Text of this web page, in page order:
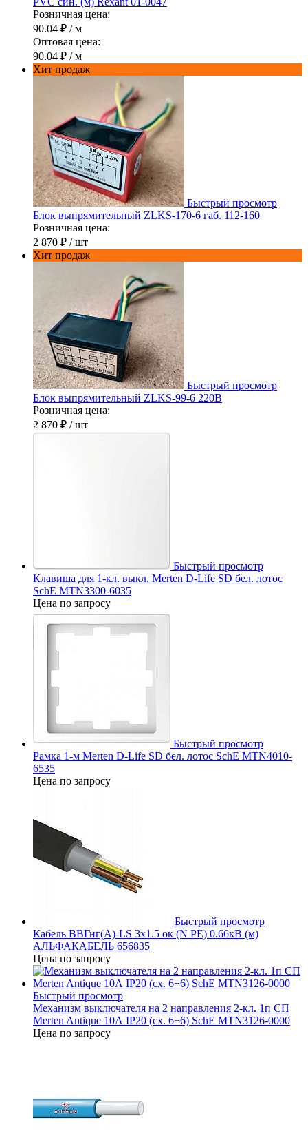
Розничная цена:
90.04 ₽ / м
Оптовая цена:
90.04 ₽ / м
Хит продаж
Быстрый просмотр
Блок выпрямительный ZLKS-170-6 габ. 112-160
Розничная цена:
2 870 ₽ / шт
Хит продаж
Быстрый просмотр
Блок выпрямительный ZLKS-99-6 220В
Розничная цена:
2 870 ₽ / шт
Быстрый просмотр
Клавиша для 1-кл. выкл. Merten D-Life SD бел. лотос
SchE MTN3300-6035
Цена по запросу
Быстрый просмотр
Рамка 1-м Merten D-Life SD бел. лотос SchE MTN4010-
6535
Цена по запросу
Быстрый просмотр
Кабель ВВГнг(А)-LS 3х1.5 ок (N PE) 0.66кВ (м)
АЛЬФАКАБЕЛЬ 656835
Цена по запросу
Быстрый просмотр
Механизм выключателя на 2 направления 2-кл. 1п СП
Merten Antique 10А IP20 (сх. 6+6) SchE MTN3126-0000
Цена по запросу